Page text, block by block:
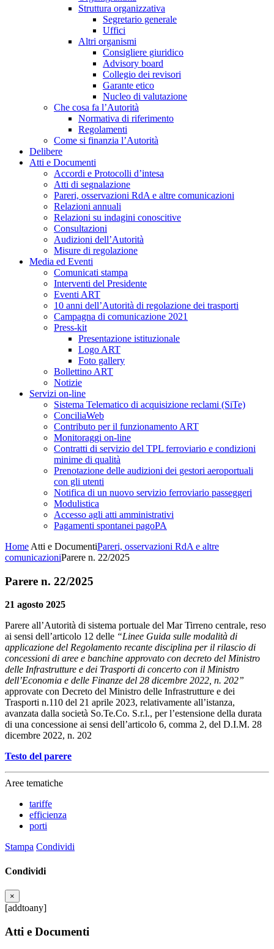
Struttura organizzativa
Segretario generale
Uffici
Altri organismi
Consigliere giuridico
Advisory board
Collegio dei revisori
Garante etico
Nucleo di valutazione
Che cosa fa l’Autorità
Normativa di riferimento
Regolamenti
Come si finanzia l’Autorità
Delibere
Atti e Documenti
Accordi e Protocolli d’intesa
Atti di segnalazione
Pareri, osservazioni RdA e altre comunicazioni
Relazioni annuali
Relazioni su indagini conoscitive
Consultazioni
Audizioni dell’Autorità
Misure di regolazione
Media ed Eventi
Comunicati stampa
Interventi del Presidente
Eventi ART
10 anni dell’Autorità di regolazione dei trasporti
Campagna di comunicazione 2021
Press-kit
Presentazione istituzionale
Logo ART
Foto gallery
Bollettino ART
Notizie
Servizi on-line
Sistema Telematico di acquisizione reclami (SiTe)
ConciliaWeb
Contributo per il funzionamento ART
Monitoraggi on-line
Contratti di servizio del TPL ferroviario e condizioni
minime di qualità
Prenotazione delle audizioni dei gestori aeroportuali
con gli utenti
Notifica di un nuovo servizio ferroviario passeggeri
Modulistica
Accesso agli atti amministrativi
Pagamenti spontanei pagoPA
Home Atti e DocumentiPareri, osservazioni RdA e altre
comunicazioniParere n. 22/2025
Parere n. 22/2025
21 agosto 2025
Parere all’Autorità di sistema portuale del Mar Tirreno centrale, reso
ai sensi dell’articolo 12 delle “Linee Guida sulle modalità di
applicazione del Regolamento recante disciplina per il rilascio di
concessioni di aree e banchine approvato con decreto del Ministro
delle Infrastrutture e dei Trasporti di concerto con il Ministro
dell’Economia e delle Finanze del 28 dicembre 2022, n. 202”
approvate con Decreto del Ministro delle Infrastrutture e dei
Trasporti n.110 del 21 aprile 2023, relativamente all’istanza,
avanzata dalla società So.Te.Co. S.r.l., per l’estensione della durata
di una concessione ai sensi dell’articolo 6, comma 2, del D.I.M. 28
dicembre 2022, n. 202
Testo del parere
Aree tematiche
tariffe
efficienza
porti
Stampa Condividi
Condividi
×
[addtoany]
Atti e Documenti